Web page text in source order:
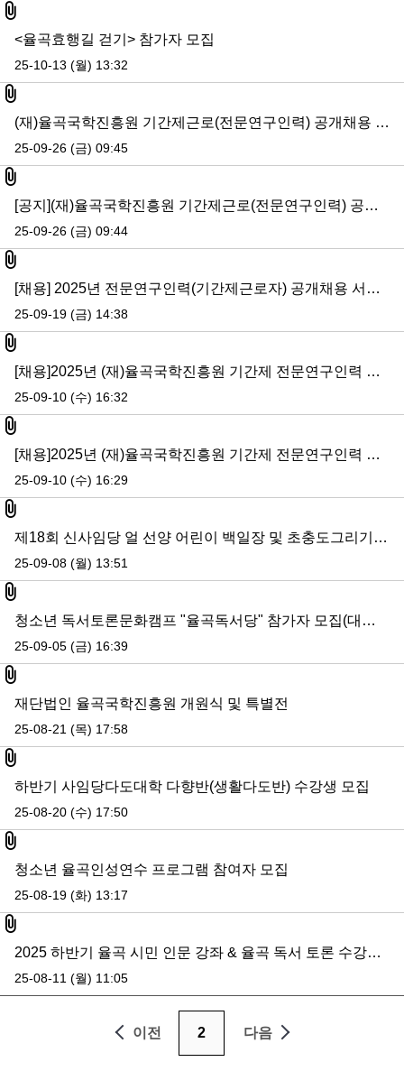
첨부파일
<율곡효행길 걷기> 참가자 모집
25-10-13 (월) 13:32
첨부파일
(재)율곡국학진흥원 기간제근로(전문연구인력) 공개채용 최종합격자 공고
25-09-26 (금) 09:45
첨부파일
[공지](재)율곡국학진흥원 기간제근로(전문연구인력) 공개채용 최종합격자 공고
25-09-26 (금) 09:44
첨부파일
[채용] 2025년 전문연구인력(기간제근로자) 공개채용 서류전형 합격자 발표 및 면접전형 일정 공고
25-09-19 (금) 14:38
첨부파일
[채용]2025년 (재)율곡국학진흥원 기간제 전문연구인력 채용 공고
25-09-10 (수) 16:32
첨부파일
[채용]2025년 (재)율곡국학진흥원 기간제 전문연구인력 채용 공고
25-09-10 (수) 16:29
첨부파일
제18회 신사임당 얼 선양 어린이 백일장 및 초충도그리기 대회 입상자 발표
25-09-08 (월) 13:51
첨부파일
청소년 독서토론문화캠프 "율곡독서당" 참가자 모집(대기인원까지 전체 마감)
25-09-05 (금) 16:39
첨부파일
재단법인 율곡국학진흥원 개원식 및 특별전
25-08-21 (목) 17:58
첨부파일
하반기 사임당다도대학 다향반(생활다도반) 수강생 모집
25-08-20 (수) 17:50
첨부파일
청소년 율곡인성연수 프로그램 참여자 모집
25-08-19 (화) 13:17
첨부파일
2025 하반기 율곡 시민 인문 강좌 & 율곡 독서 토론 수강생 모집
25-08-11 (월) 11:05
이전 2 다음